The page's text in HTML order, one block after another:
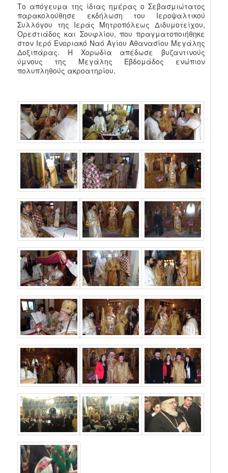
Το απόγευμα της ίδιας ημέρας ο Σεβασμιώτατος
παρακολούθησε εκδήλωση του Ιεροψαλτικού
Συλλόγου της Ιεράς Μητροπόλεως Διδυμοτείχου,
Ορεστιάδος και Σουφλίου, που πραγματοποιήθηκε
στον Ιερό Ενοριακό Ναό Αγίου Αθανασίου Μεγάλης
Δοξιπάρας. Η Χορωδία απέδωσε βυζαντινούς
ύμνους της Μεγάλης Εβδομάδος ενώπιον
πολυπληθούς ακροατηρίου.